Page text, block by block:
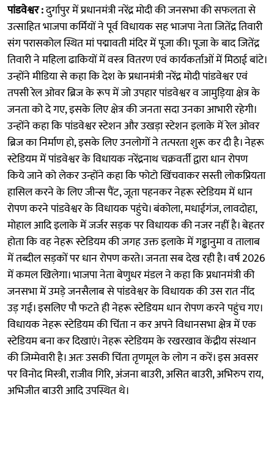
पांडवेश्वर :दुर्गापुर में प्रधानमंत्री नरेंद्र मोदी की जनसभा की सफलता से
उत्साहित भाजपा कर्मियों ने पूर्व विधायक सह भाजपा नेता जितेंद्र तिवारी
संग परासकोल स्थित मां पद्मावती मंदिर में पूजा की। पूजा के बाद जितेंद्र
तिवारी ने महिला ढाकियों में वस्त्र वितरण एवं कार्यकर्ताओं में मिठाई बांटे।
उन्होंने मीडिया से कहा कि देश के प्रधानमंत्री नरेंद्र मोदी पांडवेश्वर एवं
तपसी रेल ओवर ब्रिज के रूप में जो उपहार पांडवेश्वर व जामुड़िया क्षेत्र के
जनता को दे गए, इसके लिए क्षेत्र की जनता सदा उनका आभारी रहेगी।
उन्होंने कहा कि पांडवेश्वर स्टेशन और उखड़ा स्टेशन इलाके में रेल ओवर
ब्रिज का निर्माण हो, इसके लिए उनलोगों ने तत्परता शुरू कर दी है। नेहरू
स्टेडियम में पांडवेश्वर के विधायक नरेंद्रनाथ चक्रवर्ती द्वारा धान रोपण
किये जाने को लेकर उन्होंने कहा कि फोटो खिंचवाकर सस्ती लोकप्रियता
हासिल करने के लिए जीन्स पैंट, जूता पहनकर नेहरू स्टेडियम में धान
रोपण करने पांडवेश्वर के विधायक पहुंचे। बंकोला, मधाईगंज, लावदोहा,
मोहाल आदि इलाके में जर्जर सड़क पर विधायक की नजर नहीं है। बेहतर
होता कि वह नेहरू स्टेडियम की जगह उक्त इलाके में गड्ढानुमा व तालाब
में तब्दील सड़कों पर धान रोपण करते। जनता सब देख रही है। वर्ष 2026
में कमल खिलेगा। भाजपा नेता बेणुधर मंडल ने कहा कि प्रधानमंत्री की
जनसभा में उमड़े जनसैलाब से पांडवेश्वर के विधायक की उस रात नींद
उड़ गई। इसलिए पौ फटते ही नेहरू स्टेडियम धान रोपण करने पहुंच गए।
विधायक नेहरू स्टेडियम की चिंता न कर अपने विधानसभा क्षेत्र में एक
स्टेडियम बना कर दिखाएं। नेहरू स्टेडियम के रखरखाव केंद्रीय संस्थान
की जिम्मेवारी है। अतः उसकी चिंता तृणमूल के लोग न करें। इस अवसर
पर विनोद मिस्त्री, राजीव गिरि, अंजना बाउरी, असित बाउरी, अभिरुप राय,
अभिजीत बाउरी आदि उपस्थित थे।